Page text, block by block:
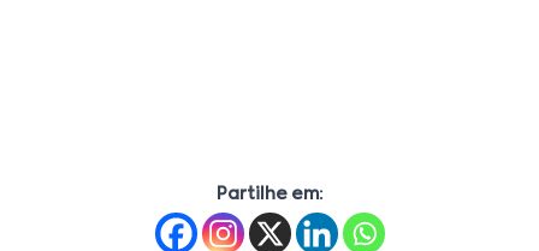
Partilhe em: